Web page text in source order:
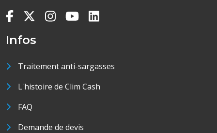
Infos
Traitement anti-sargasses
L'histoire de Clim Cash
FAQ
Demande de devis